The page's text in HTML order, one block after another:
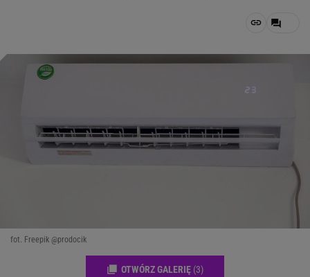
fot. Freepik @prodocik
OTWÓRZ GALERIĘ (3)